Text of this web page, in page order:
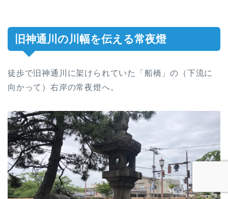
旧神通川の川幅を伝える常夜燈
徒歩で旧神通川に架けられていた「船橋」の（下流に
向かって）右岸の常夜燈へ。